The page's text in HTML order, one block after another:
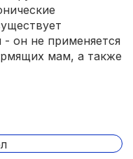
- он не применяется
мам, а также